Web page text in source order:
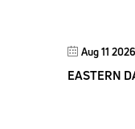
Aug 11 2026
EASTERN